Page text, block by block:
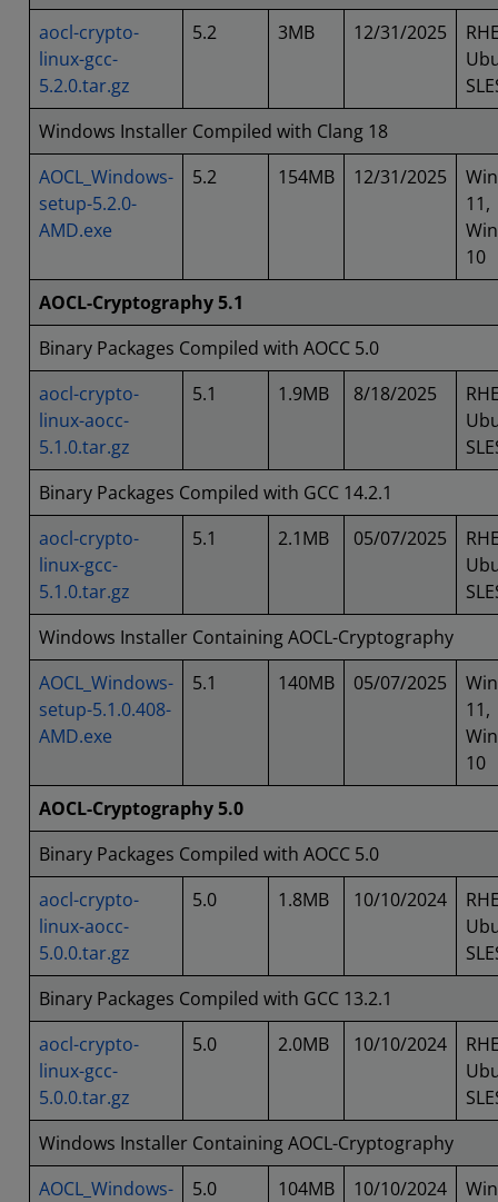
aocl-crypto-
linux-gcc-
5.2.0.tar.gz
5.2 3MB 12/31/2025
Windows Installer Compiled with Clang 18
AOCL_Windows-
setup-5.2.0-
AMD.exe
5.2 154MB 12/31/2025
11,
10
AOCL-Cryptography 5.1
Binary Packages Compiled with AOCC 5.0
aocl-crypto-
linux-aocc-
5.1.0.tar.gz
5.1 1.9MB 8/18/2025
Binary Packages Compiled with GCC 14.2.1
aocl-crypto-
linux-gcc-
5.1.0.tar.gz
5.1 2.1MB 05/07/2025
Windows Installer Containing AOCL-Cryptography
AOCL_Windows-
setup-5.1.0.408-
AMD.exe
5.1 140MB 05/07/2025
11,
10
AOCL-Cryptography 5.0
Binary Packages Compiled with AOCC 5.0
aocl-crypto-
linux-aocc-
5.0.0.tar.gz
5.0 1.8MB 10/10/2024
Binary Packages Compiled with GCC 13.2.1
aocl-crypto-
linux-gcc-
5.0.0.tar.gz
5.0 2.0MB 10/10/2024
Windows Installer Containing AOCL-Cryptography
AOCL_Windows-
5.0 104MB 10/10/2024